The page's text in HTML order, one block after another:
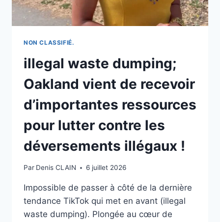
NON CLASSIFIÉ.
illegal waste dumping;
Oakland vient de recevoir
d’importantes ressources
pour lutter contre les
déversements illégaux !
Par Denis CLAIN 6 juillet 2026
Impossible de passer à côté de la dernière
tendance TikTok qui met en avant (illegal
waste dumping). Plongée au cœur de